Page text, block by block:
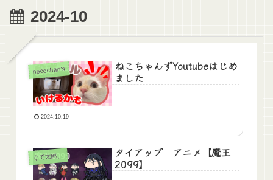
2024-10
necochan's
ねこちゃんずYoutubeはじめ
ました
2024.10.19
ぐで太郎。
タイアップ アニメ【魔王
2099】